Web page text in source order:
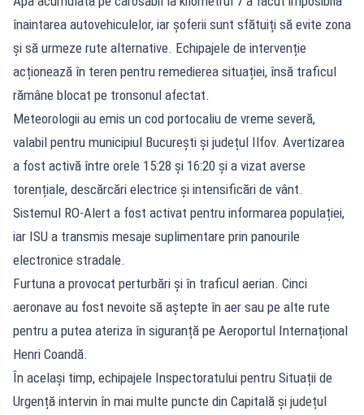
înaintarea autovehiculelor, iar șoferii sunt sfătuiți să evite zona
și să urmeze rute alternative. Echipajele de intervenție
acționează în teren pentru remedierea situației, însă traficul
rămâne blocat pe tronsonul afectat.
Meteorologii au emis un cod portocaliu de vreme severă,
valabil pentru municipiul București și județul Ilfov. Avertizarea
a fost activă între orele 15:28 și 16:20 și a vizat averse
torențiale, descărcări electrice și intensificări de vânt.
Sistemul RO-Alert a fost activat pentru informarea populației,
iar ISU a transmis mesaje suplimentare prin panourile
electronice stradale.
Furtuna a provocat perturbări și în traficul aerian. Cinci
aeronave au fost nevoite să aștepte în aer sau pe alte rute
pentru a putea ateriza în siguranță pe Aeroportul Internațional
Henri Coandă.
În același timp, echipajele Inspectoratului pentru Situații de
Urgență intervin în mai multe puncte din Capitală și județul